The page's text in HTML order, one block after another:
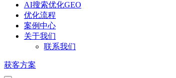
AI搜索优化GEO
优化流程
案例中心
关于我们
联系我们
获客方案